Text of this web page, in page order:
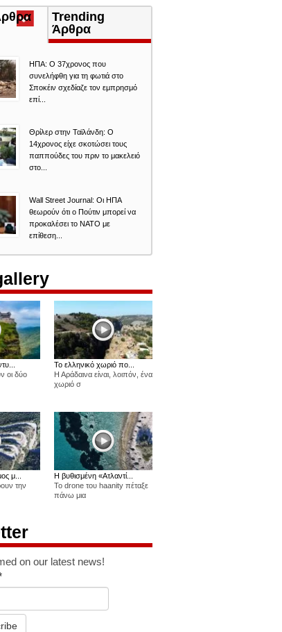
(ενεργή
καρτέλα)
Trending
Άρθρα
ΗΠΑ: Ο 37χρονος που
συνελήφθη για τη φωτιά στο
Σποκέιν σχεδίαζε τον εμπρησμό
επί...
Θρίλερ στην Ταϊλάνδη: Ο
14χρονος είχε σκοτώσει τους
παππούδες του πριν το μακελειό
στο...
Wall Street Journal: Οι ΗΠΑ
θεωρούν ότι ο Πούτιν μπορεί να
προκαλέσει το ΝΑΤΟ με
επίθεση...
οι δύο
Το ελληνικό χωριό πο...
Η Αράδαινα είναι, λοιπόν, ένα
χωριό σ
μ...
την
Η βυθισμένη «Ατλαντί...
Το drone του haanity πέταξε
πάνω μια
on our latest news!